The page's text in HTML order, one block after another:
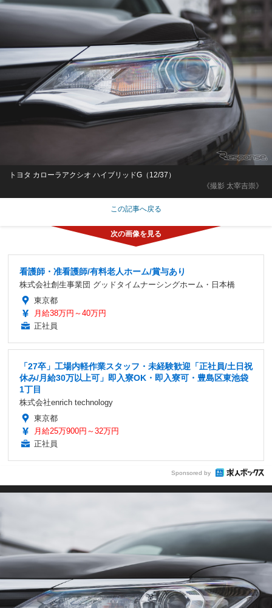
《撮影 太宰吉崇》
トヨタ カローラアクシオ ハイブリッドG（12/37）
この記事へ戻る
看護師・准看護師/有料老人ホーム/賞与あり
株式会社創生事業団 グッドタイムナーシングホーム・日本橋
東京都
月給38万円～40万円
正社員
「27卒」工場内軽作業スタッフ・未経験歓迎「正社員/土日祝
休み/月給30万以上可」即入寮OK・即入寮可・豊島区東池袋
1丁目
株式会社enrich technology
東京都
月給25万900円～32万円
正社員
Sponsored by